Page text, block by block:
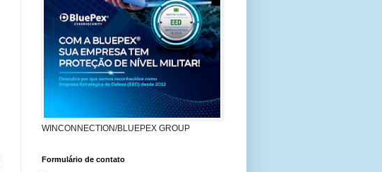
WINCONNECTION/BLUEPEX GROUP
Formulário de contato